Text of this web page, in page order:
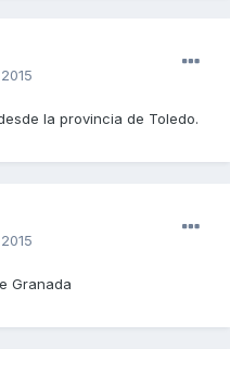
la provincia de Toledo.
Granada